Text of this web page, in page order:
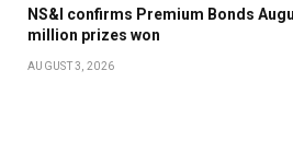
NS&I confirms Premium Bonds
million prizes won
AUGUST 3, 2026